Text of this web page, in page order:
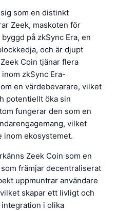
som en distinkt
Zeek, maskoten för
på zkSync Era, en
och är djupt
Coin tjänar flera
zkSync Era-
en värdebevarare, vilket
potentiellt öka sin
fungerar den som en
vilket
inom ekosystemet.
Zeek Coin som en
främjar decentraliserat
uppmuntrar användare
skapar ett livligt och
i olika